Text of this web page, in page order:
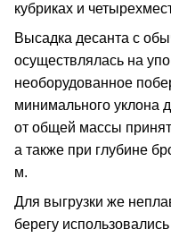
кубриках и
Высадка десанта с
осуществлялась на
необорудованное
минимального уклона
от общей массы
а также при глубине
м.
Для выгрузки же
берегу